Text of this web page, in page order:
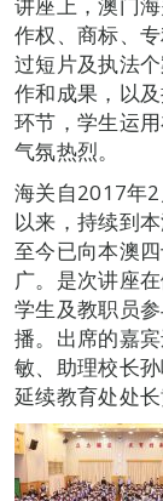
作权、商标、
过短片及执法
作和成果，以
环节，学生运
气氛热烈。
海关自2017年2
以来，持续到
至今已向本澳
广。是次讲座
学生及教职员
播。出席的嘉
敏、助理校长
延续教育处处长